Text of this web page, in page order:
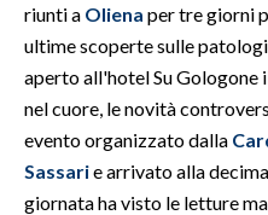
GOSSIP
SALUTE
SARDEGNA TURISMO
riunti a Oliena per tre giorni
ultime scoperte sulle
aperto all'hotel Su Gologone
nel cuore, le novità
evento organizzato dalla
Sassarie arrivato alla
giornata ha visto le letture